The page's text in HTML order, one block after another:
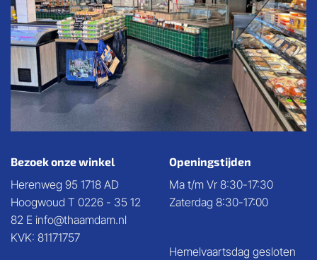
Bezoek onze winkel
Herenweg 95 1718 AD
Hoogwoud T 0226 - 35 12
82 E info@thaamdam.nl
KVK: 81171757
Openingstijden
Ma t/m Vr 8:30-17:30
Zaterdag 8:30-17:00
Hemelvaartsdag gesloten